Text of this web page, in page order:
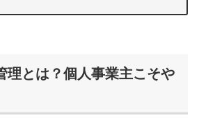
理とは？個人事業主こそや